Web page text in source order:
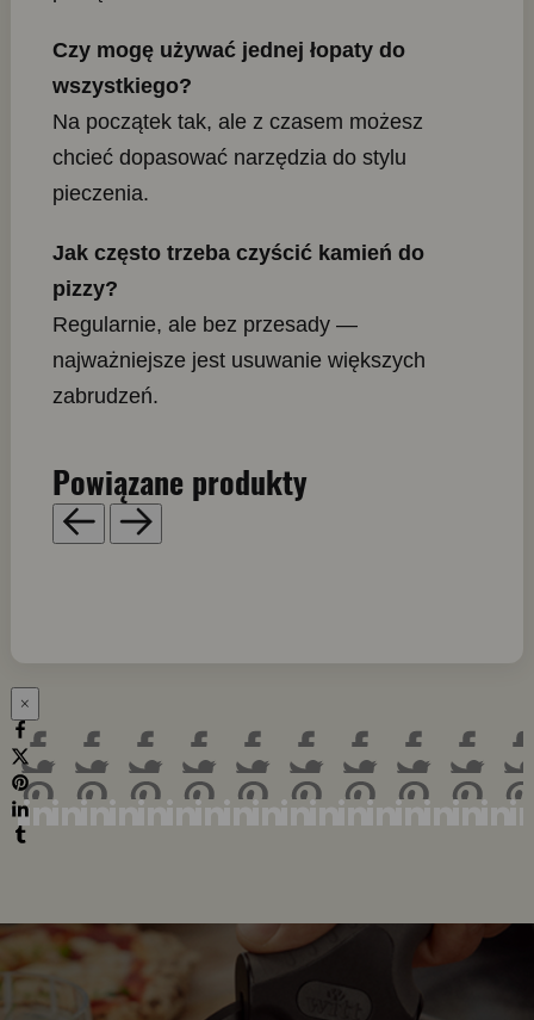
Czy mogę używać jednej łopaty do
wszystkiego?
Na początek tak, ale z czasem możesz
chcieć dopasować narzędzia do stylu
pieczenia.
Jak często trzeba czyścić kamień do
pizzy?
Regularnie, ale bez przesady —
najważniejsze jest usuwanie większych
zabrudzeń.
Powiązane produkty
×